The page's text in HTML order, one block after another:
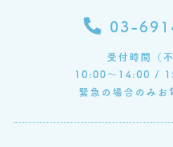
03-
受付時間（
10:00～14:00 /
緊急の場合のみお